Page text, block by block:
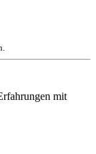
mit